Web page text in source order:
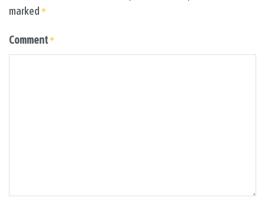
marked *
Comment*